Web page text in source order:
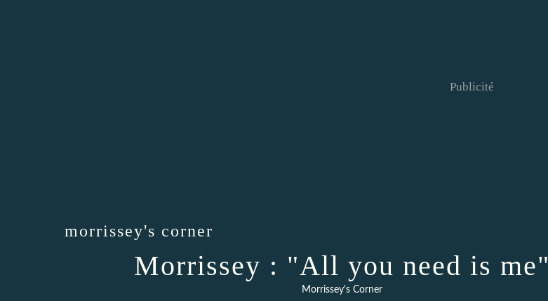
Publicité
morrissey's corner
Morrissey : "All you need is me"
Morrissey's Corner